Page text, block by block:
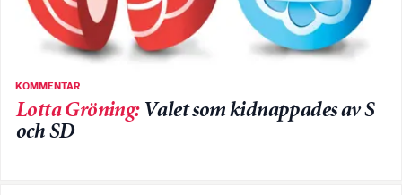
KOMMENTAR
Lotta Gröning: Valet som kidnappades av S
och SD